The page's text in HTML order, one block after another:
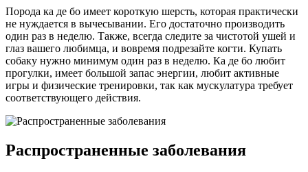
Порода ка де бо имеет короткую шерсть, которая практически
не нуждается в вычесывании. Его достаточно производить
один раз в неделю. Также, всегда следите за чистотой ушей и
глаз вашего любимца, и вовремя подрезайте когти. Купать
собаку нужно минимум один раз в неделю. Ка де бо любит
прогулки, имеет большой запас энергии, любит активные
игры и физические тренировки, так как мускулатура требует
соответствующего действия.
Распространенные заболевания